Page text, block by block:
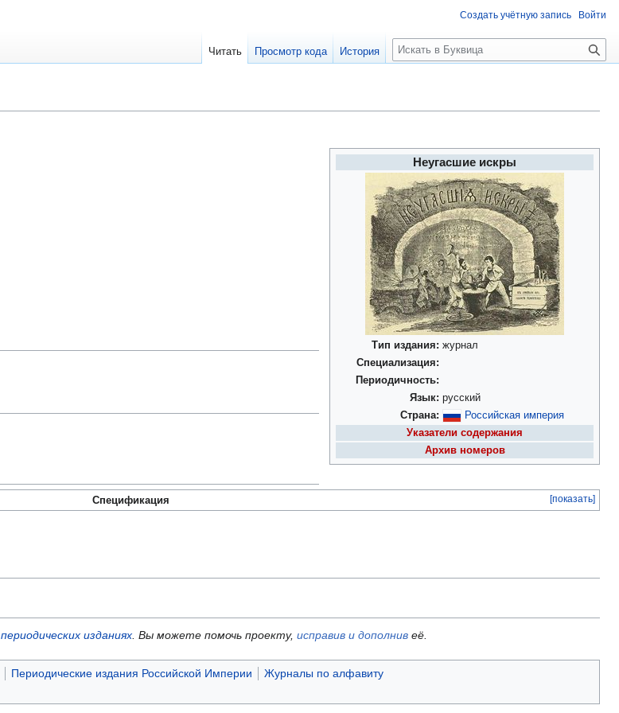
Неугасшие искры
Тип издания: журнал
Специализация:
Периодичность:
Язык: русский
Страна:
Российская империя
Указатели содержания
Архив номеров
Спецификация [показать]
периодических изданиях Вы можете помочь проекту, исправив и дополнив её.
Периодические издания Российской Империи
Журналы по алфавиту
Создать учётную запись Войти
Читать Просмотр кода История
П
о
к